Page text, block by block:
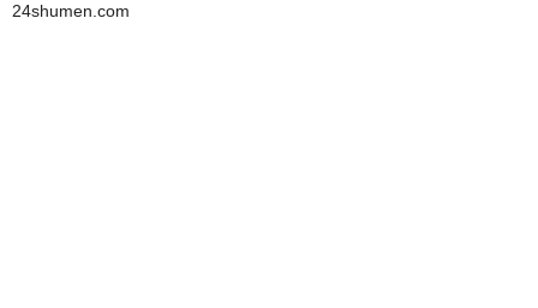
24shumen.com